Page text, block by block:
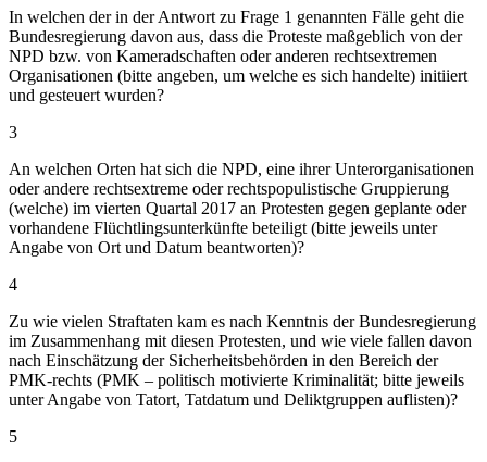
In welchen der in der Antwort zu Frage 1 genannten Fälle geht die
Bundesregierung davon aus, dass die Proteste maßgeblich von der
NPD bzw. von Kameradschaften oder anderen rechtsextremen
Organisationen (bitte angeben, um welche es sich handelte) initiiert
und gesteuert wurden?
3
An welchen Orten hat sich die NPD, eine ihrer Unterorganisationen
oder andere rechtsextreme oder rechtspopulistische Gruppierung
(welche) im vierten Quartal 2017 an Protesten gegen geplante oder
vorhandene Flüchtlingsunterkünfte beteiligt (bitte jeweils unter
Angabe von Ort und Datum beantworten)?
4
Zu wie vielen Straftaten kam es nach Kenntnis der Bundesregierung
im Zusammenhang mit diesen Protesten, und wie viele fallen davon
nach Einschätzung der Sicherheitsbehörden in den Bereich der
PMK-rechts (PMK – politisch motivierte Kriminalität; bitte jeweils
unter Angabe von Tatort, Tatdatum und Deliktgruppen auflisten)?
5